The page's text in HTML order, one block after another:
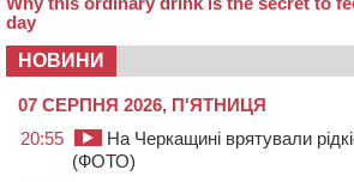
НОВИНИ
07 СЕРПНЯ 2026, П'ЯТНИЦЯ
20:55
На Черкащині врятували
(ФОТО)